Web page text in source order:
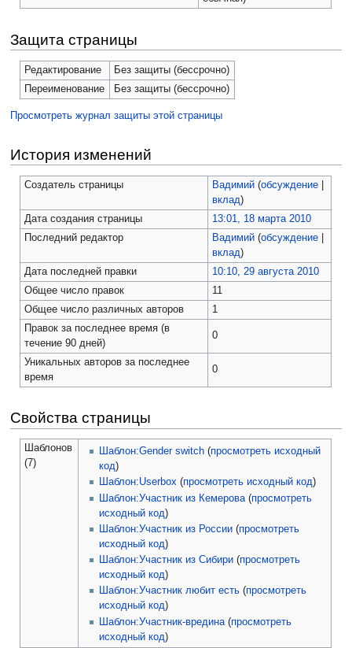
Защита страницы
Редактирование
Без защиты (бессрочно)
Переименование
Без защиты (бессрочно)
Просмотреть журнал защиты этой страницы
История изменений
Создатель страницы Вадимий (обсуждение
вклад)
Дата создания страницы
13:01, 18 марта 2010
Последний редактор
Вадимий (обсуждение
вклад)
Дата последней правки
10:10, 29 августа 2010
Общее число правок
11
Общее число различных авторов
1
Правок за последнее время (в
течение 90 дней)
0
Уникальных авторов за последнее
время
0
Свойства страницы
Шаблонов
(7)
Шаблон:Gender switch(просмотреть исходный
код)
Шаблон:Userbox(просмотреть исходный код)
Шаблон:Участник из Кемерова(просмотреть
исходный код)
Шаблон:Участник из России(просмотреть
исходный код)
Шаблон:Участник из Сибири(просмотреть
исходный код)
Шаблон:Участник любит есть(просмотреть
исходный код)
Шаблон:Участник-вредина(просмотреть
исходный код)